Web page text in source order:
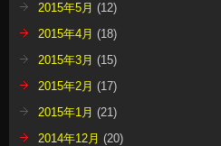
2015年5月 (12)
2015年4月 (18)
2015年3月 (15)
2015年2月 (17)
2015年1月 (21)
2014年12月 (20)